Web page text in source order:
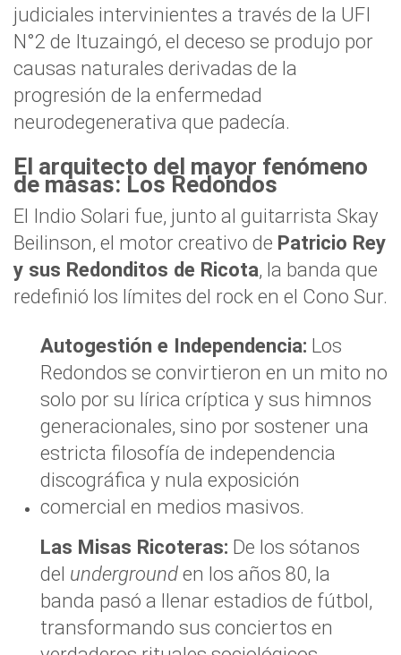
judiciales intervinientes a través de la UFI
N°2 de Ituzaingó, el deceso se produjo por
causas naturales derivadas de la
progresión de la enfermedad
neurodegenerativa que padecía.
El arquitecto del mayor fenómeno
de masas: Los Redondos
El Indio Solari fue, junto al guitarrista Skay
Beilinson, el motor creativo de Patricio Rey
y sus Redonditos de Ricota, la banda que
redefinió los límites del rock en el Cono Sur.
Autogestión e Independencia: Los
Redondos se convirtieron en un mito no
solo por su lírica críptica y sus himnos
generacionales, sino por sostener una
estricta filosofía de independencia
discográfica y nula exposición
comercial en medios masivos.
Las Misas Ricoteras: De los sótanos
del undergrounden los años 80, la
banda pasó a llenar estadios de fútbol,
transformando sus conciertos en